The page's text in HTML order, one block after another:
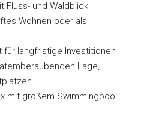
Fluss- und Waldblick
Wohnen oder als
für langfristige Investitionen
Lage,
mit großem Swimmingpool